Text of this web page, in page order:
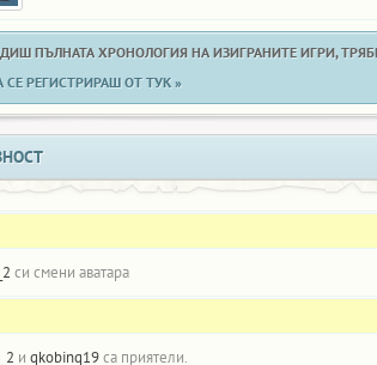
ПЪЛНАТА ХРОНОЛОГИЯ НА ИЗИГРАНИТЕ ИГРИ,
РЕГИСТРИРАШ ОТ ТУК »
си смени аватара
и qkobinq19са приятели.